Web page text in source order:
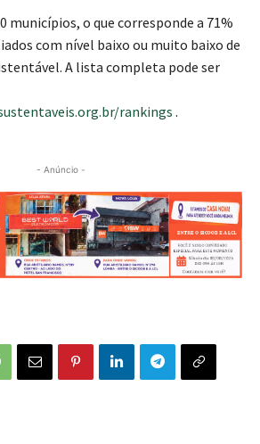
municípios, o que corresponde a 71%
com nível baixo ou muito baixo de
A lista completa pode ser
rankings .
- Anúncio -